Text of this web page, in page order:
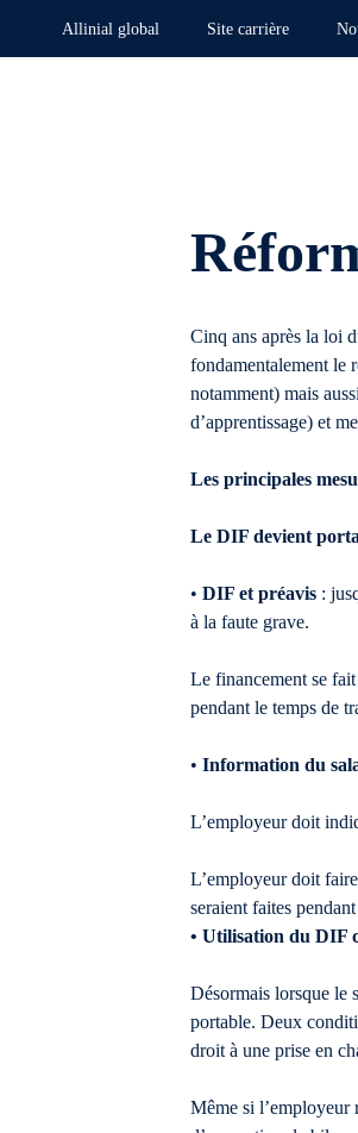
Allinial global Site carrière
Cinq ans après la loi
fondamentalement le
notamment) mais
d’apprentissage) et
Les principales
Le DIF devient
• DIF et préavis :
à la faute grave.
Le financement se
pendant le temps de
• Information du
L’employeur doit
L’employeur doit
seraient faites
• Utilisation du DIF
Désormais lorsque le
portable. Deux
droit à une prise en
Même si l’employeur